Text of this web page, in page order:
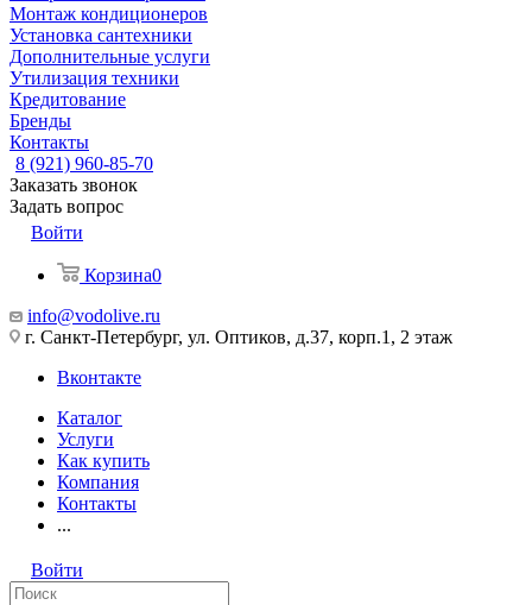
Монтаж кондиционеров
Установка сантехники
Дополнительные услуги
Утилизация техники
Кредитование
Бренды
Контакты
8 (921) 960-85-70
Заказать звонок
Задать вопрос
Войти
Корзина0
info@vodolive.ru
г. Санкт-Петербург, ул. Оптиков, д.37, корп.1, 2 этаж
Вконтакте
Каталог
Услуги
Как купить
Компания
Контакты
...
Войти